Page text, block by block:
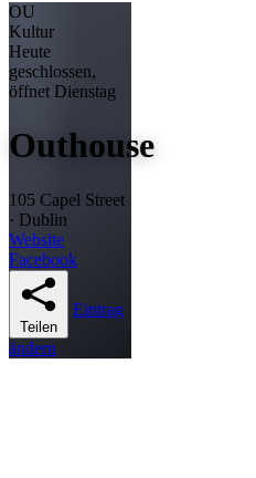
OU
Kultur
Heute
geschlossen,
öffnet Dienstag
Outhouse
105 Capel Street
· Dublin
Website
Facebook
Teilen
Eintrag
ändern